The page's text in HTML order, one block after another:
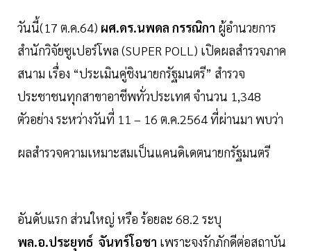
วันนี้(17 ต.ค.64) ผศ.ดร.นพดล กรรณิกา ผู้อำนวยการ
สำนักวิจัยซูเปอร์โพล (SUPER POLL) เปิดผลสำรวจภาค
สนาม เรื่อง “ประเมินคู่ชิงนายกรัฐมนตรี” สำรวจ
ประชาชนทุกสาขาอาชีพทั่วประเทศ จำนวน 1,348
ตัวอย่าง ระหว่างวันที่ 11 – 16 ต.ค.2564 ที่ผ่านมา พบว่า
ผลสำรวจความเหมาะสมเป็นแคนดิเดตนายกรัฐมนตรี
อันดับแรก ส่วนใหญ่ หรือ ร้อยละ 68.2 ระบุ
พล.อ.ประยุทธ์ จันทร์โอชา เพราะจงรักภักดีต่อสถาบัน